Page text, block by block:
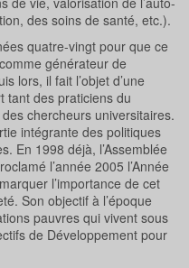
des soins de santé, etc.).
quatre-vingt pour que ce
générateur de
lors, il fait l’objet d’une
tant des praticiens du
chercheurs universitaires.
intégrante des politiques
En 1998 déjà, l’Assemblée
l’année 2005 l’Année
l’importance de cet
Son objectif à l’époque
pauvres qui vivent sous
de Développement pour